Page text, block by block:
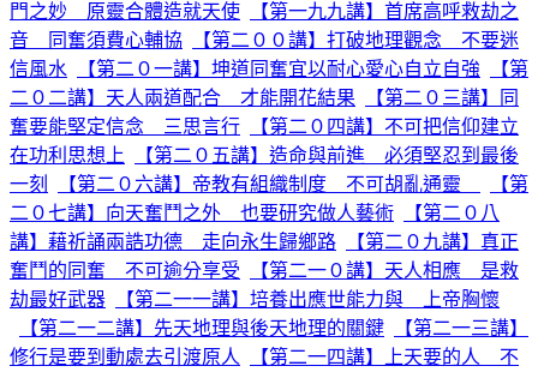
門之妙 原靈合體造就天使
【第一九九講】首席高呼救劫之
音 同奮須費心輔協
【第二００講】打破地理觀念 不要迷
信風水
【第二０一講】坤道同奮宜以耐心愛心自立自強
【第
二０二講】天人兩道配合 才能開花結果
【第二０三講】同
奮要能堅定信念 三思言行
【第二０四講】不可把信仰建立
在功利思想上
【第二０五講】造命與前進 必須堅忍到最後
一刻
【第二０六講】帝教有組織制度 不可胡亂通靈
【第
二０七講】向天奮鬥之外 也要研究做人藝術
【第二０八
講】藉祈誦兩誥功德 走向永生歸鄉路
【第二０九講】真正
奮鬥的同奮 不可逾分享受
【第二一０講】天人相應 是救
劫最好武器
【第二一一講】培養出應世能力與 上帝胸懷
【第二一二講】先天地理與後天地理的關鍵
【第二一三講】
修行是要到動處去引渡原人
【第二一四講】上天要的人 不